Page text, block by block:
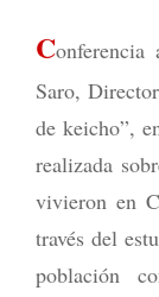
C
Saro,
de keicho”,
realizada
vivieron en
través del
población